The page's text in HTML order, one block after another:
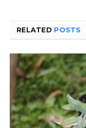
RELATED POSTS